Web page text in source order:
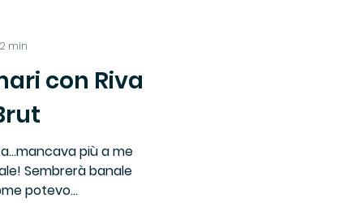
Vino e Cibo
con Riva
più a me
Sembrerà banale
potevo...
min